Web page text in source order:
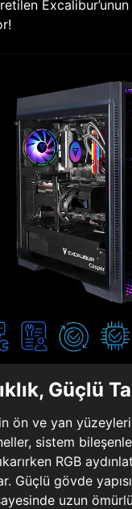
Güçlü
ön ve yan
sistem
RGB
Güçlü gövde
uzun